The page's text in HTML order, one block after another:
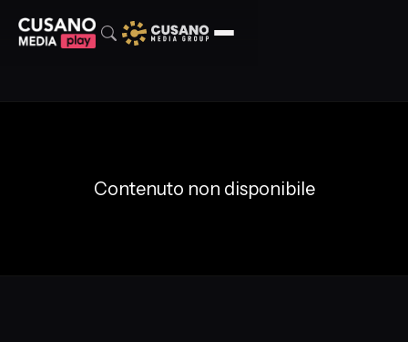
Contenuto non disponibile